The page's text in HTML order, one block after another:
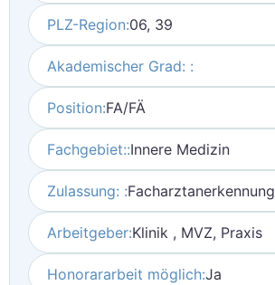
PLZ-Region:06, 39
Akademischer Grad: :
Position:FA/FÄ
Fachgebiet::Innere Medizin
Zulassung: :Facharztanerkennung
Arbeitgeber:Klinik , MVZ, Praxis
Honorararbeit möglich:Ja